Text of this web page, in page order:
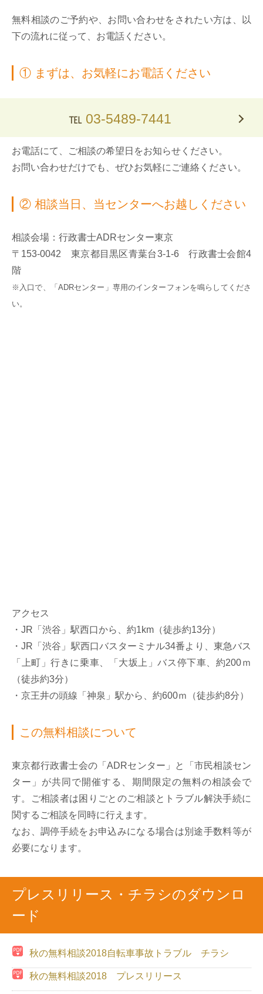
無料相談のご予約や、お問い合わせをされたい方は、以
下の流れに従って、お電話ください。
① まずは、お気軽にお電話ください
℡ 03-5489-7441
お電話にて、ご相談の希望日をお知らせください。
お問い合わせだけでも、ぜひお気軽にご連絡ください。
② 相談当日、当センターへお越しください
相談会場：行政書士ADRセンター東京
〒153-0042 東京都目黒区青葉台3-1-6 行政書士会館4
階
※入口で、「ADRセンター」専用のインターフォンを鳴らしてくださ
い。
アクセス
・JR「渋谷」駅西口から、約1km（徒歩約13分）
・JR「渋谷」駅西口バスターミナル34番より、東急バス
「上町」行きに乗車、「大坂上」バス停下車、約200ｍ
（徒歩約3分）
・京王井の頭線「神泉」駅から、約600ｍ（徒歩約8分）
この無料相談について
東京都行政書士会の「ADRセンター」と「市民相談セン
ター」が共同で開催する、期間限定の無料の相談会で
す。ご相談者は困りごとのご相談とトラブル解決手続に
関するご相談を同時に行えます。
なお、調停手続をお申込みになる場合は別途手数料等が
必要になります。
プレスリリース・チラシのダウンロ
ード
秋の無料相談2018自転車事故トラブル チラシ
秋の無料相談2018 プレスリリース